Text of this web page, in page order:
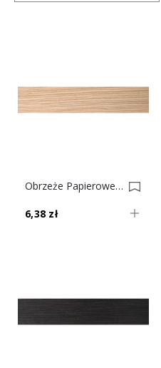
Obrzeże Papierowe Z Klejem Limba Jasna Nr 184 0004494-0004917
6,38 zł